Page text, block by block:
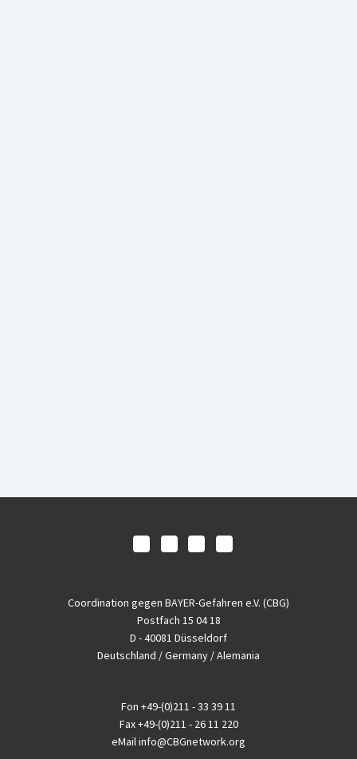
Coordination gegen BAYER-Gefahren e.V. (CBG)
Postfach 15 04 18
D - 40081 Düsseldorf
Deutschland / Germany / Alemania
Fon +49-(0)211 - 33 39 11
Fax+49-(0)211 - 26 11 220
eMailinfo@CBGnetwork.org